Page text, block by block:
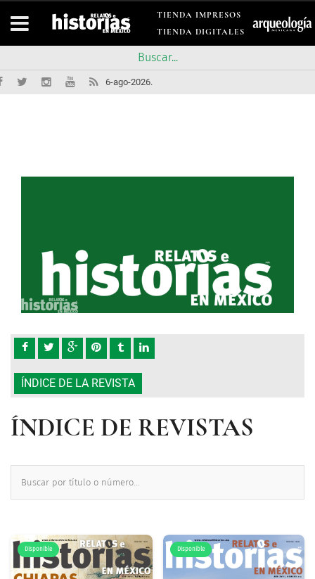
TIENDA IMPRESOS
TIENDA DIGITALES
6-ago-2026.
ÍNDICE DE LA REVISTA
ÍNDICE DE REVISTAS
Disponible Disponible